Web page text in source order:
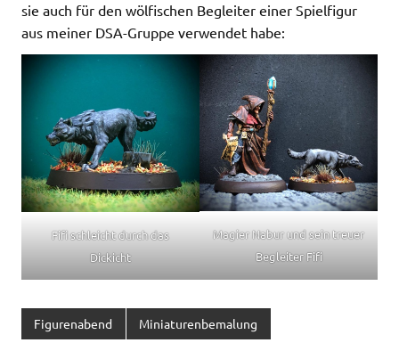
sie auch für den wölfischen Begleiter einer Spielfigur
aus meiner DSA-Gruppe verwendet habe:
Fifi schleicht durch das
Dickicht
Magier Nabur und sein treuer
Begleiter Fifi
Figurenabend Miniaturenbemalung